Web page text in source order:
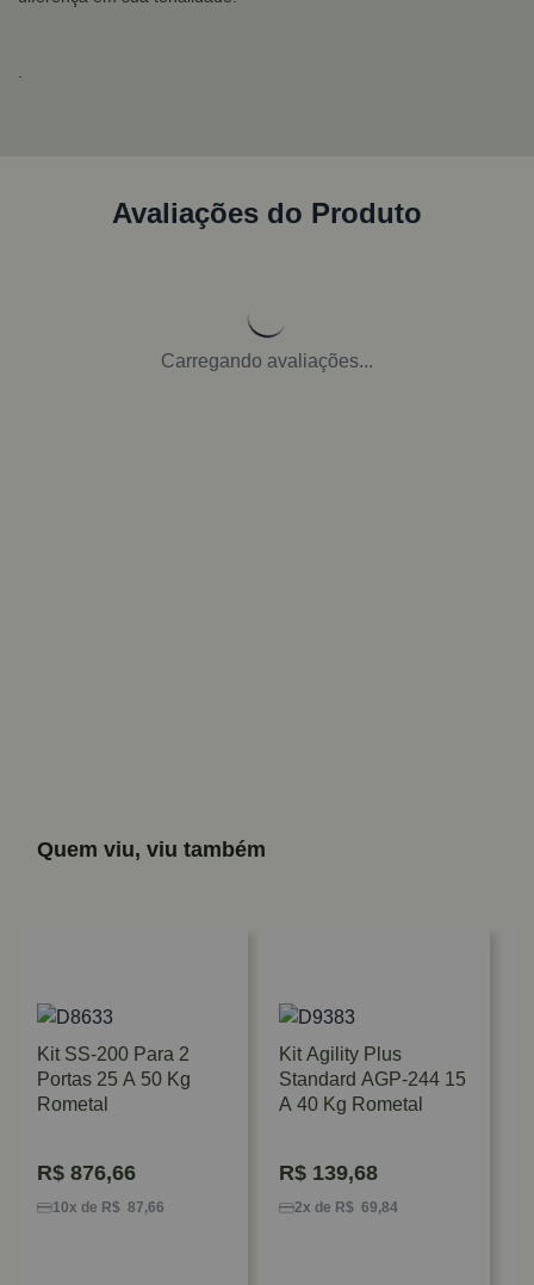
Avaliações do Produto
Carregando avaliações...
Quem viu, viu também
Kit SS-200 Para 2
Portas 25 A 50 Kg
Rometal
R$ 876,66
10x de R$ 87,66
Kit Agility Plus
Standard AGP-244 15
A 40 Kg Rometal
R$ 139,68
2x de R$ 69,84